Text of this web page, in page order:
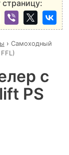
страницу:
› Самоходный
с
PS